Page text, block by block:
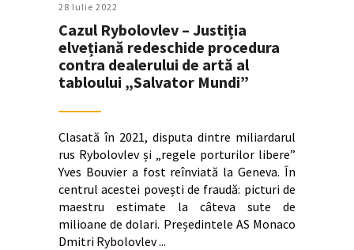
28 Iulie 2022
Cazul Rybolovlev – Justiția
elvețiană redeschide procedura
contra dealerului de artă al
tabloului „Salvator Mundi”
Clasată în 2021, disputa dintre miliardarul
rus Rybolovlev și „regele porturilor libere”
Yves Bouvier a fost reînviată la Geneva. În
centrul acestei povești de fraudă: picturi de
maestru estimate la câteva sute de
milioane de dolari. Președintele AS Monaco
Dmitri Rybolovlev